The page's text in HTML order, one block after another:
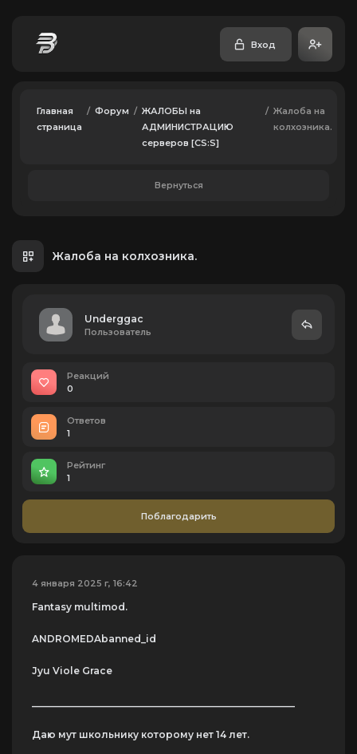
Вход
Главная
страница
/ Форум / ЖАЛОБЫ на
АДМИНИСТРАЦИЮ
серверов [CS:S]
/ Жалоба на
колхозника.
Вернуться
Жалоба на колхозника.
Underggac
Пользователь
Реакций
0
Ответов
1
Рейтинг
1
Поблагодарить
4 января 2025 г, 16:42
Fantasy multimod.
ANDROMEDAbanned_id
Jyu Viole Grace
Даю мут школьнику которому нет 14 лет.